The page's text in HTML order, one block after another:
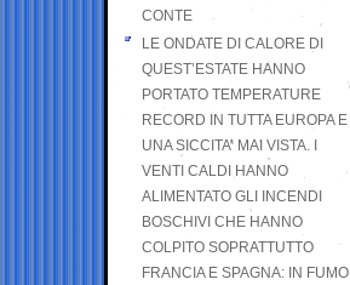
CONTE
LE ONDATE DI CALORE DI
QUEST’ESTATE HANNO
PORTATO TEMPERATURE
RECORD IN TUTTA EUROPA E
UNA SICCITA’ MAI VISTA. I
VENTI CALDI HANNO
ALIMENTATO GLI INCENDI
BOSCHIVI CHE HANNO
COLPITO SOPRATTUTTO
FRANCIA E SPAGNA: IN FUMO